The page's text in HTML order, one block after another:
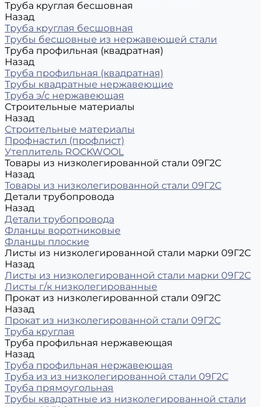
Труба круглая бесшовная
Назад
Труба круглая бесшовная
Трубы бесшовные из нержавеющей стали
Труба профильная (квадратная)
Назад
Труба профильная (квадратная)
Трубы квадратные нержавеющие
Труба э/с нержавеющая
Строительные материалы
Назад
Строительные материалы
Профнастил (профлист)
Утеплитель ROCKWOOL
Товары из низколегированной стали 09Г2С
Назад
Товары из низколегированной стали 09Г2С
Детали трубопровода
Назад
Детали трубопровода
Фланцы воротниковые
Фланцы плоские
Листы из низколегированной стали марки 09Г2С
Назад
Листы из низколегированной стали марки 09Г2С
Листы г/к низколегированные
Прокат из низколегированной стали 09Г2С
Назад
Прокат из низколегированной стали 09Г2С
Труба круглая
Труба профильная нержавеющая
Назад
Труба профильная нержавеющая
Труба из из низколегированной стали 09Г2С
Труба прямоугольная
Трубы квадратные из низколегированной стали